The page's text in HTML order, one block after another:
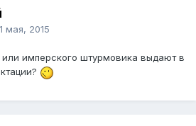
мая, 2015
имперского штурмовика выдают в